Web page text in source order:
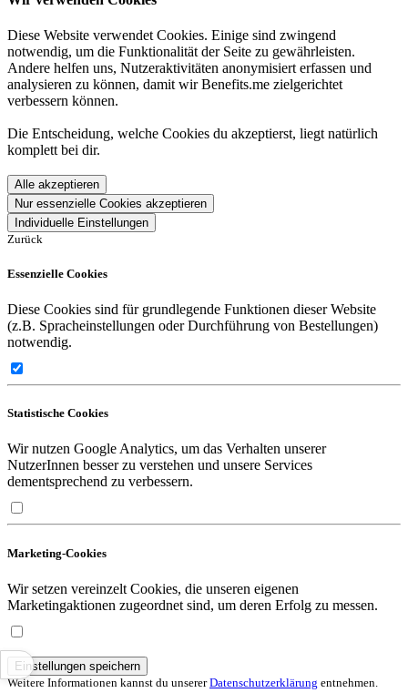
Diese Website verwendet Cookies. Einige sind zwingend
notwendig, um die Funktionalität der Seite zu gewährleisten.
Andere helfen uns, Nutzeraktivitäten anonymisiert erfassen und
analysieren zu können, damit wir Benefits.me zielgerichtet
verbessern können.
Die Entscheidung, welche Cookies du akzeptierst, liegt natürlich
komplett bei dir.
Alle akzeptieren
Nur essenzielle Cookies akzeptieren
Individuelle Einstellungen
Zurück
Essenzielle Cookies
Diese Cookies sind für grundlegende Funktionen dieser Website
(z.B. Spracheinstellungen oder Durchführung von Bestellungen)
notwendig.
Statistische Cookies
Wir nutzen Google Analytics, um das Verhalten unserer
NutzerInnen besser zu verstehen und unsere Services
dementsprechend zu verbessern.
Marketing-Cookies
Wir setzen vereinzelt Cookies, die unseren eigenen
Marketingaktionen zugeordnet sind, um deren Erfolg zu messen.
Einstellungen speichern
Weitere Informationen kannst du unsererDatenschutzerklärung entnehmen.